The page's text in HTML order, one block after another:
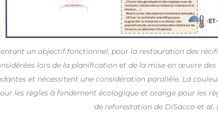
un objectif fonctionnel, pour la restauration des
lors de la planification et de la mise en œuvre
et nécessitent une considération parallèle. La
les règles à fondement écologique et orange pour les
de reforestation de DiSacco et al.